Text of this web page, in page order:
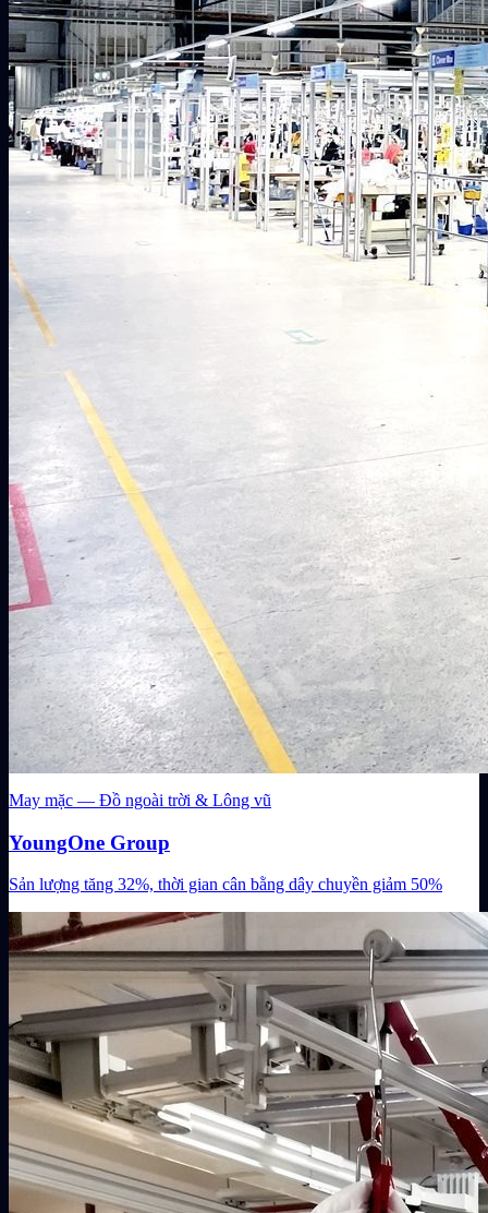
May mặc — Đồ ngoài trời & Lông vũ
YoungOne Group
Sản lượng tăng 32%, thời gian cân bằng dây chuyền giảm 50%